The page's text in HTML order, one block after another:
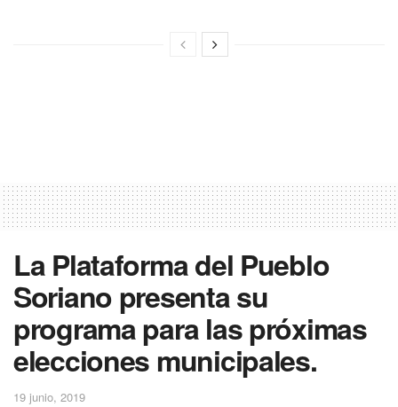
La Plataforma del Pueblo
Soriano presenta su
programa para las próximas
elecciones municipales.
19 junio, 2019